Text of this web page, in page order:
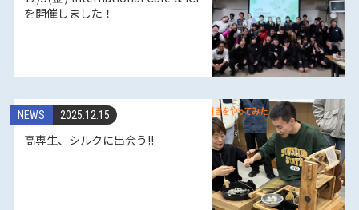
を開催しました！
2025.12.15
NEWS
高専生、シルクに出会う!!